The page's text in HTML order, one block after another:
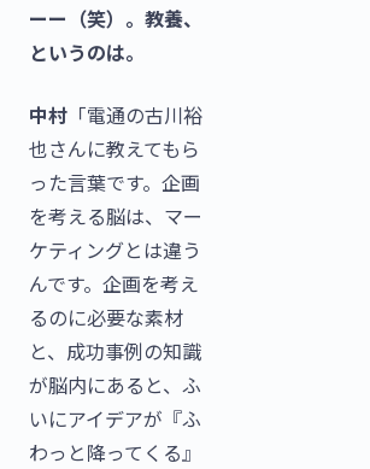
ーー（笑）。教養、
というのは。
中村 「電通の古川裕
也さんに教えてもら
った言葉です。企画
を考える脳は、マー
ケティングとは違う
んです。企画を考え
るのに必要な素材
と、成功事例の知識
が脳内にあると、ふ
いにアイデアが『ふ
わっと降ってくる』